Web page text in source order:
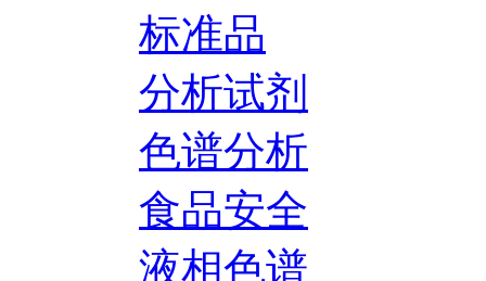
标准品
分析试剂
色谱分析
食品安全
液相色谱